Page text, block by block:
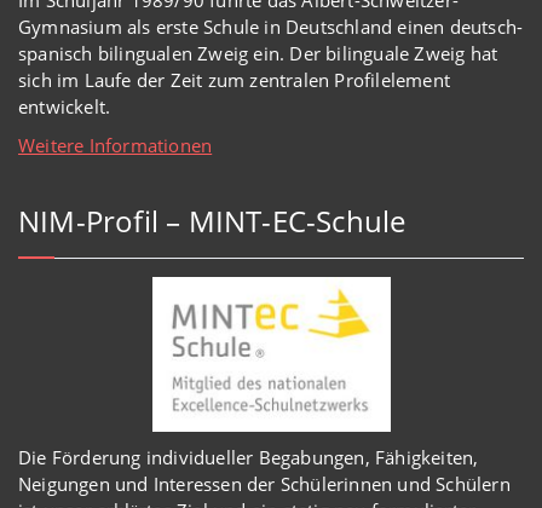
Gymnasium als erste Schule in Deutschland einen deutsch-
spanisch bilingualen Zweig ein. Der bilinguale Zweig hat
sich im Laufe der Zeit zum zentralen Profilelement
entwickelt.
Weitere Informationen
NIM-Profil – MINT-EC-Schule
Die Förderung individueller Begabungen, Fähigkeiten,
Neigungen und Interessen der Schülerinnen und Schülern